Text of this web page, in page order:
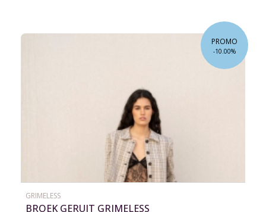
PROMO
-10.00%
GRIMELESS
BROEK GERUIT GRIMELESS